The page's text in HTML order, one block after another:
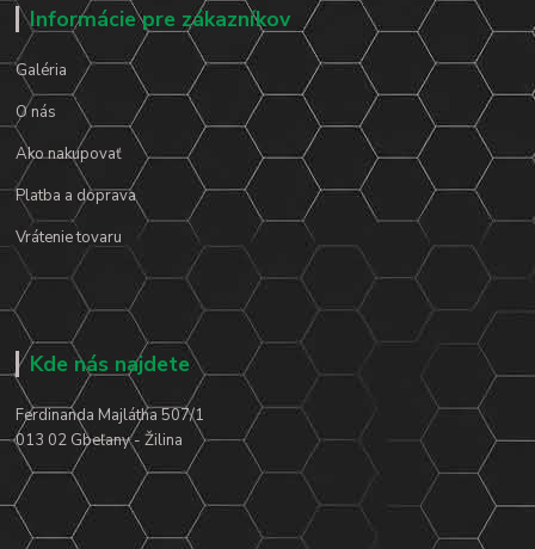
Informácie pre zákazníkov
Galéria
O nás
Ako nakupovať
Platba a doprava
Vrátenie tovaru
Kde nás najdete
Ferdinanda Majlátha 507/1
013 02 Gbeľany - Žilina